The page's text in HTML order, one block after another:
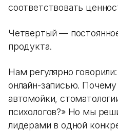
соответствовать
Четвертый —
продукта.
Нам регулярно
онлайн-записью.
автомойки,
психологов?» Но мы
лидерами в одной